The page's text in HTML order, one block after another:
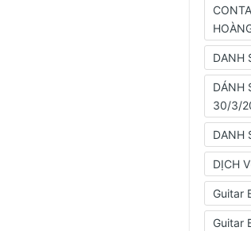
DANH
DÁNH
30/3/
DANH
DỊCH
Guitar
Guitar